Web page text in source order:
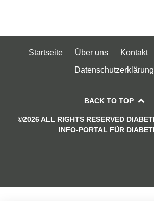
Startseite Über uns Kontakt
Datenschutzerklärung
BACK TO TOP
©2026 ALL RIGHTS RESERVED
INFO-PORTAL FÜR